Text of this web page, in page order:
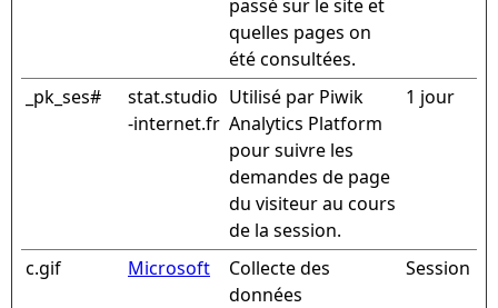
passé sur le site et
quelles pages on
été consultées.
_pk_ses#
stat.studio
-internet.fr
Utilisé par Piwik
Analytics Platform
pour suivre les
demandes de page
du visiteur au cours
de la session.
1 jour
c.gif Microsoft
Collecte des
données
Session